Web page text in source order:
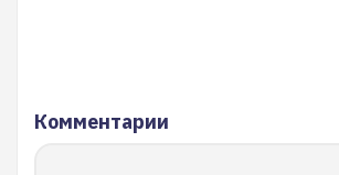
Комментарии